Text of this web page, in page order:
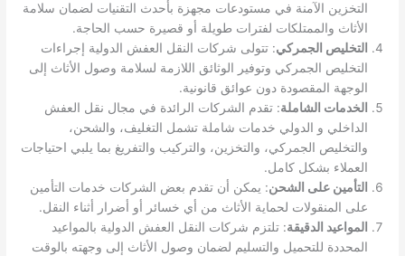
التخزين الآمنة في مستودعات مجهزة بأحدث التقنيات لضمان سلامة
الأثاث والممتلكات لفترات طويلة أو قصيرة حسب الحاجة.
التخليص الجمركي: تتولى شركات النقل العفش الدولية إجراءات
التخليص الجمركي وتوفير الوثائق اللازمة لسلامة وصول الأثاث إلى
الوجهة المقصودة دون عوائق قانونية.
الخدمات الشاملة: تقدم الشركات الرائدة في مجال نقل العفش
الداخلي و الدولي خدمات شاملة تشمل التغليف، والشحن،
والتخليص الجمركي، والتخزين، والتركيب والتفريغ بما يلبي احتياجات
العملاء بشكل كامل.
التأمين على الشحن: يمكن أن تقدم بعض الشركات خدمات التأمين
على المنقولات لحماية الأثاث من أي خسائر أو أضرار أثناء النقل.
المواعيد الدقيقة: تلتزم شركات النقل العفش الدولية بالمواعيد
المحددة للتحميل والتسليم لضمان وصول الأثاث إلى وجهته بالوقت